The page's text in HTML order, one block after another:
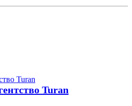
Turan